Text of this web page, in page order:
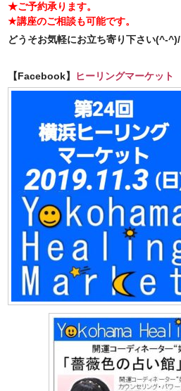
★ご予約承ります。
★講座のご相談も可能です。
どうそお気軽にお立ち寄り下さい(^-^)/
【Facebook】 ヒーリングマーケット